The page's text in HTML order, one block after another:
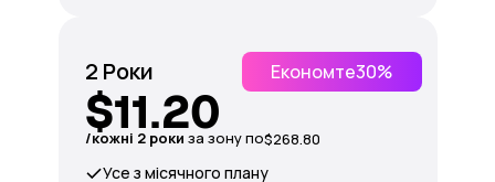
2 Роки Економте30%
$11.20
/кожні 2 роки за зону по$268.80
Усе з місячного плану